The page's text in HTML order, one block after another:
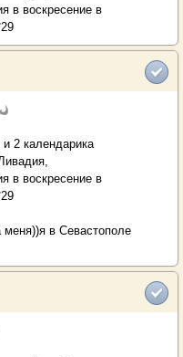
в воскресение в
и 2 календарика
в воскресение в
в Севастополе